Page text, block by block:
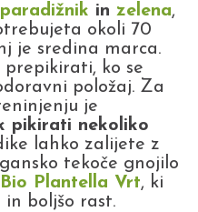
paradižnik in zelena,
okoli 70
je sredina marca.
ko se
položaj. Za
je
pikirati nekoliko
lahko zalijete z
tekoče gnojilo
Bio Plantella Vrt, ki
boljšo rast.